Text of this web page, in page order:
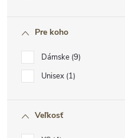
Pre koho
Dámske 9
Unisex 1
Veľkosť